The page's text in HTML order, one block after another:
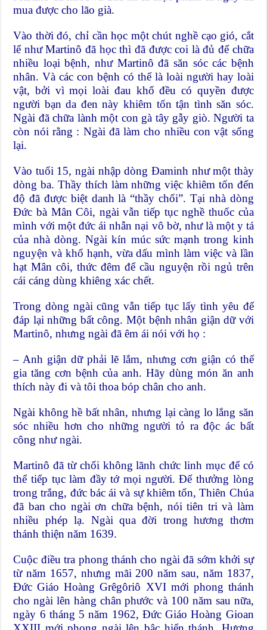
mua được cho lão già.
Vào thời đó, chỉ cần học một chút nghề cạo gió, cắt
lể như Martinô đã học thì đã được coi là đủ để chữa
nhiều loại bệnh, như Martinô đã săn sóc các bệnh
nhân. Và các con bệnh có thể là loài người hay loài
vật, bởi vì mọi loài đau khổ đều có quyền được
người bạn da đen này khiêm tốn tận tình săn sóc.
Ngài đã chữa lành một con gà tây gẫy giò. Người ta
còn nói rằng : Ngài đã làm cho nhiều con vật sống
lại.
Vào tuổi 15, ngài nhập dòng Đaminh như một thày
dòng ba. Thầy thích làm những việc khiêm tốn đến
độ đã được biệt danh là “thầy chổi”. Tại nhà dòng
Đức bà Mân Côi, ngài vẫn tiếp tục nghề thuốc của
mình với một đức ái nhẫn nại vô bờ, như là một y tá
của nhà dòng. Ngài kín múc sức mạnh trong kinh
nguyện và khổ hạnh, vừa dấu mình làm việc và lần
hạt Mân côi, thức đêm để cầu nguyện rồi ngủ trên
cái cáng dùng khiêng xác chết.
Trong dòng ngài cũng vẫn tiếp tục lấy tình yêu để
đáp lại những bất công. Một bệnh nhân giận dữ với
Martinô, nhưng ngài đã êm ái nói với họ :
– Anh giận dữ phải lẽ lắm, nhưng cơn giận có thể
gia tăng cơn bệnh của anh. Hãy dùng món ăn anh
thích này đi và tôi thoa bóp chân cho anh.
Ngài không hề bất nhân, nhưng lại càng lo lắng săn
sóc nhiều hơn cho những người tỏ ra độc ác bất
công như ngài.
Martinô đã từ chối không lãnh chức linh mục để có
thể tiếp tục làm đầy tớ mọi người. Để thưởng lòng
trong trắng, đức bác ái và sự khiêm tốn, Thiên Chúa
đã ban cho ngài ơn chữa bệnh, nói tiên tri và làm
nhiều phép lạ. Ngài qua đời trong hương thơm
thánh thiện năm 1639.
Cuộc điều tra phong thánh cho ngài đã sớm khởi sự
từ năm 1657, nhưng mãi 200 năm sau, năm 1837,
Đức Giáo Hoàng Grêgôriô XVI mới phong thánh
cho ngài lên hàng chân phước và 100 năm sau nữa,
ngày 6 tháng 5 năm 1962, Đức Giáo Hoàng Gioan